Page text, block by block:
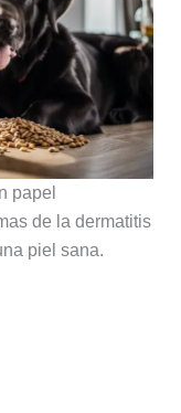
papel
de la dermatitis
piel sana.